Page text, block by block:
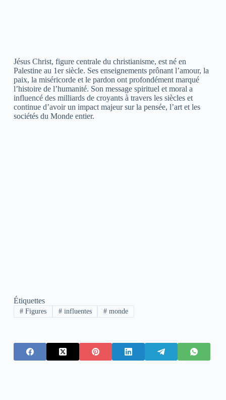
Jésus Christ, figure centrale du christianisme, est né en
Palestine au 1er siècle. Ses enseignements prônant l’amour, la
paix, la miséricorde et le pardon ont profondément marqué
l’histoire de l’humanité. Son message spirituel et moral a
influencé des milliards de croyants à travers les siècles et
continue d’avoir un impact majeur sur la pensée, l’art et les
sociétés du Monde entier.
Étiquettes
#Figures #influentes # monde